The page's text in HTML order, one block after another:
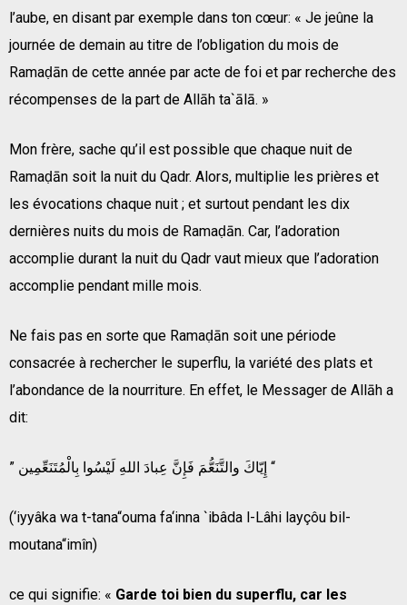
l’aube, en disant par exemple dans ton cœur: « Je jeûne la
journée de demain au titre de l’obligation du mois de
Ramaḍān de cette année par acte de foi et par recherche des
récompenses de la part de Allāh ta`ālā. »
Mon frère, sache qu’il est possible que chaque nuit de
Ramaḍān soit la nuit du Qadr. Alors, multiplie les prières et
les évocations chaque nuit ; et surtout pendant les dix
dernières nuits du mois de Ramaḍān. Car, l’adoration
accomplie durant la nuit du Qadr vaut mieux que l’adoration
accomplie pendant mille mois.
Ne fais pas en sorte que Ramaḍān soit une période
consacrée à rechercher le superflu, la variété des plats et
l’abondance de la nourriture. En effet, le Messager de Allāh a
dit:
” إِيّاكَ والتَّنَعُّمَ فَإِنَّ عِبادَ اللهِ لَيْسُوا بِالْمُتَنَعِّمِين “
(‘iyyâka wa t-tana“ouma fa‘inna `ibâda l-Lâhi layçôu bil-
moutana“imîn)
ce qui signifie: « Garde toi bien du superflu, car les